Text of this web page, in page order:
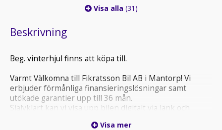
Visa alla (31)
Beskrivning
Beg. vinterhjul finns att köpa till.
Varmt Välkomna till Fikratsson Bil AB i Mantorp! Vi
erbjuder förmånliga finansieringslösningar samt
utökade garantier upp till 36 mån.
Självklart kan vi visa upp bilen digitalt via länk och
Visa mer